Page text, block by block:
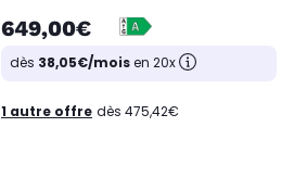
649,00€
dès 38,05€/moisen 20x
1 autre offre dès 475,42€